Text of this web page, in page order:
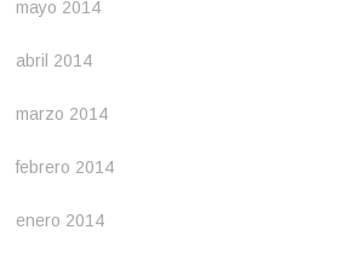
mayo 2014
abril 2014
marzo 2014
febrero 2014
enero 2014